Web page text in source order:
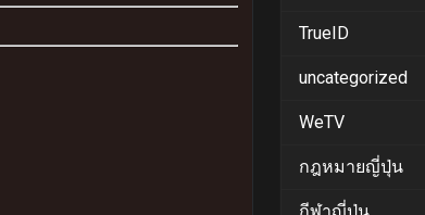
TrueID
uncategorized
WeTV
กฎหมายญี่ปุ่น